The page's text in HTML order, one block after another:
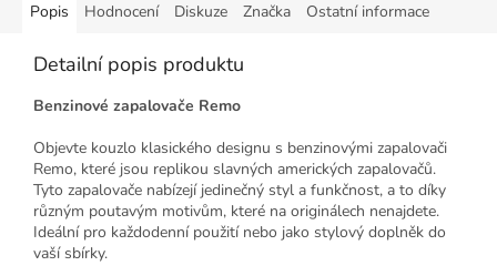
Popis Hodnocení Diskuze Značka Ostatní informace
Detailní popis produktu
Benzinové zapalovače Remo
Objevte kouzlo klasického designu s benzinovými zapalovači
Remo, které jsou replikou slavných amerických zapalovačů.
Tyto zapalovače nabízejí jedinečný styl a funkčnost, a to díky
různým poutavým motivům, které na originálech nenajdete.
Ideální pro každodenní použití nebo jako stylový doplněk do
vaší sbírky.